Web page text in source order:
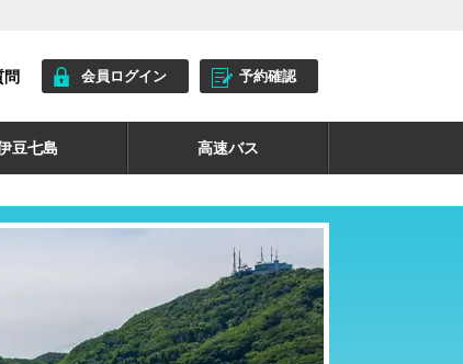
問 会員ログイン 予約確認
豆七島 高速バス